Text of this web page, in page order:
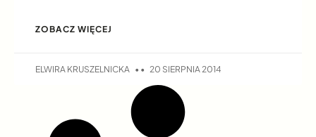
ZOBACZ WIĘCEJ
ELWIRA KRUSZELNICKA 20 SIERPNIA 2014